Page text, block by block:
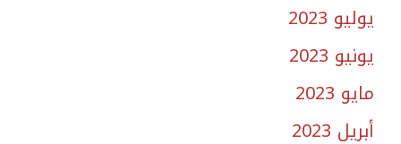
يوليو 2023
يونيو 2023
مايو 2023
أبريل 2023